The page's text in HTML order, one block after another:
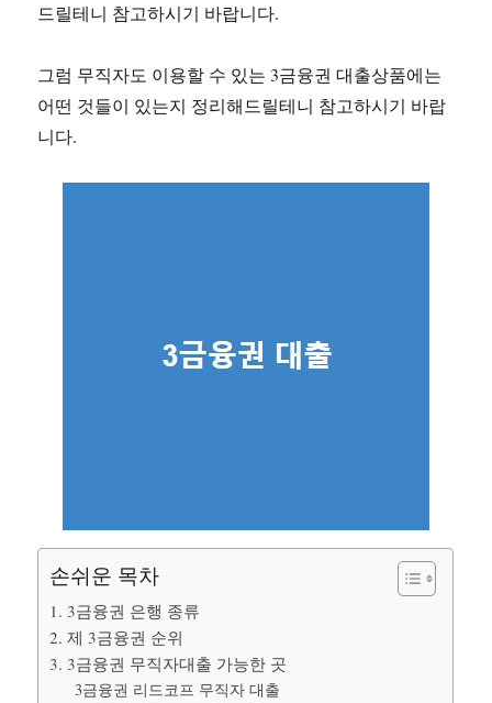
드릴테니 참고하시기 바랍니다.
그럼 무직자도 이용할 수 있는 3금융권 대출상품에는
어떤 것들이 있는지 정리해드릴테니 참고하시기 바랍
니다.
손쉬운 목차
1. 3금융권 은행 종류
2. 제 3금융권 순위
3. 3금융권 무직자대출 가능한 곳
3금융권 리드코프 무직자 대출